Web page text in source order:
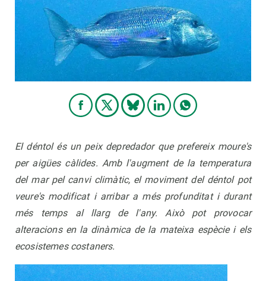
El déntol és un peix depredador que prefereix moure's
per aigües càlides. Amb l'augment de la temperatura
del mar pel canvi climàtic, el moviment del déntol pot
veure's modificat i arribar a més profunditat i durant
més temps al llarg de l'any. Això pot provocar
alteracions en la dinàmica de la mateixa espècie i els
ecosistemes costaners.